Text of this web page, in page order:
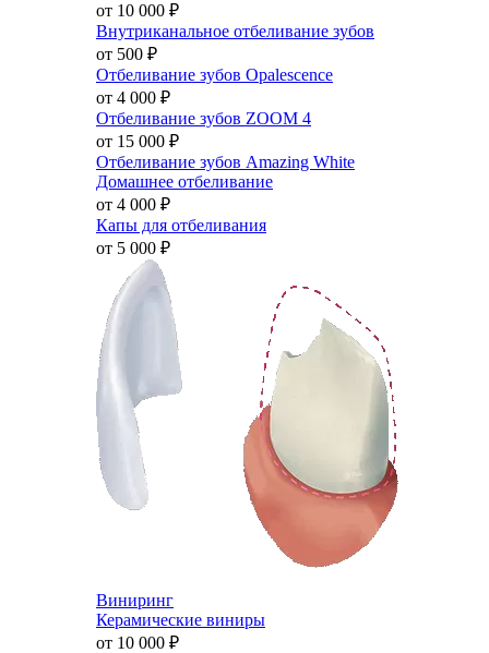
от 10 000 ₽
Внутриканальное отбеливание зубов
от 500 ₽
Отбеливание зубов Opalescence
от 4 000 ₽
Отбеливание зубов ZOOM 4
от 15 000 ₽
Отбеливание зубов Amazing White
Домашнее отбеливание
от 4 000 ₽
Капы для отбеливания
от 5 000 ₽
Виниринг
Керамические виниры
от 10 000 ₽